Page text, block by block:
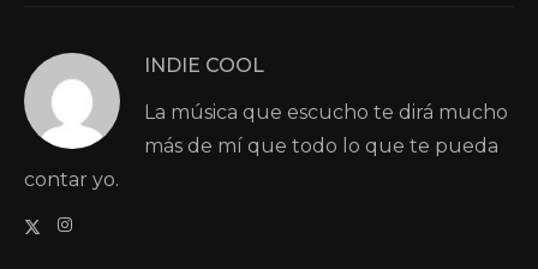
INDIE COOL
La música que escucho te dirá mucho
más de mí que todo lo que te pueda
contar yo.